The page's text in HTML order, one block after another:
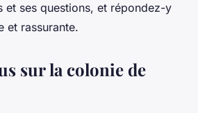
et ses questions, et répondez-y
et rassurante.
sur la colonie de